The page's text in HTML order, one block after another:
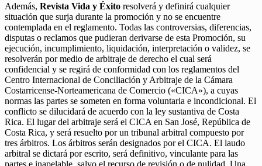
Además, Revista Vida y Éxito resolverá y definirá cualquier
situación que surja durante la promoción y no se encuentre
contemplada en el reglamento. Todas las controversias, diferencias,
disputas o reclamos que pudieran derivarse de esta Promoción, su
ejecución, incumplimiento, liquidación, interpretación o validez, se
resolverán por medio de arbitraje de derecho el cual será
confidencial y se regirá de conformidad con los reglamentos del
Centro Internacional de Conciliación y Arbitraje de la Cámara
Costarricense-Norteamericana de Comercio («CICA»), a cuyas
normas las partes se someten en forma voluntaria e incondicional. El
conflicto se dilucidará de acuerdo con la ley sustantiva de Costa
Rica. El lugar del arbitraje será el CICA en San José, República de
Costa Rica, y será resuelto por un tribunal arbitral compuesto por
tres árbitros. Los árbitros serán designados por el CICA. El laudo
arbitral se dictará por escrito, será definitivo, vinculante para las
partes e inapelable, salvo el recurso de revisión o de nulidad. Una